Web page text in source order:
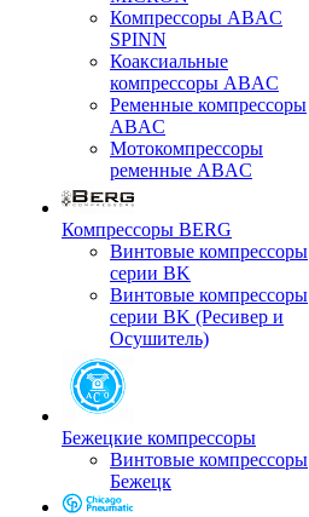
Компрессоры ABAC
SPINN
Коаксиальные
компрессоры ABAC
Ременные компрессоры
ABAC
Мотокомпрессоры
ременные ABAC
Компрессоры BERG
Винтовые компрессоры
серии BK
Винтовые компрессоры
серии BK (Ресивер и
Осушитель)
Бежецкие компрессоры
Винтовые компрессоры
Бежецк